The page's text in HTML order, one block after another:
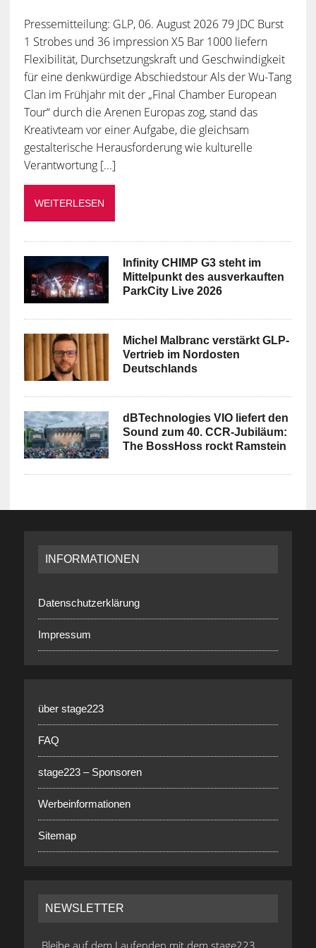
Pressemitteilung: GLP, 06. August 2026 79 JDC Burst
1 Strobes und 36 impression X5 Bar 1000 liefern
Flexibilität, Durchsetzungskraft und Geschwindigkeit
für eine denkwürdige Abschiedstour Als der Wu-Tang
Clan im Frühjahr mit der „Final Chamber European
Tour“ durch die Arenen Europas zog, stand das
Kreativteam vor einer Aufgabe, die gleichsam
gestalterische Herausforderung wie kulturelle
Verantwortung [...]
WEITERLESEN
Infinity CHIMP G3 steht im
Mittelpunkt des ausverkauften
ParkCity Live 2026
Michel Malbranc verstärkt GLP-
Vertrieb im Nordosten
Deutschlands
dBTechnologies VIO liefert den
Sound zum 40. CCR-Jubiläum:
The BossHoss rockt Ramstein
INFORMATIONEN
Datenschutzerklärung
Impressum
über stage223
FAQ
stage223 – Sponsoren
Werbeinformationen
Sitemap
NEWSLETTER
Bleibe auf dem Laufenden mit dem stage223